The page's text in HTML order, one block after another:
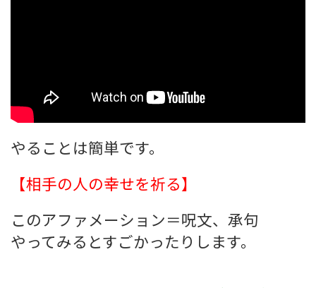
やることは簡単です。
【相手の人の幸せを祈る】
このアファメーション＝呪文、承句
やってみるとすごかったりします。